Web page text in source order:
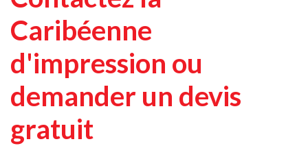
Caribéenne
d'impression ou
demander un devis
gratuit